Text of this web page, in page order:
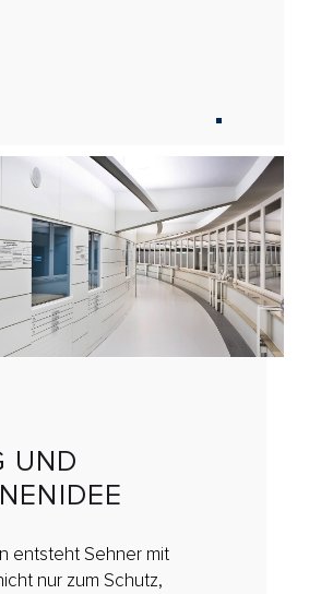
entsteht Sehner mit
nur zum Schutz,
UND